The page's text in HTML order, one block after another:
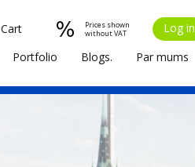
Cart
Prices shown
without VAT
Log in
Portfolio Blogs. Par mums